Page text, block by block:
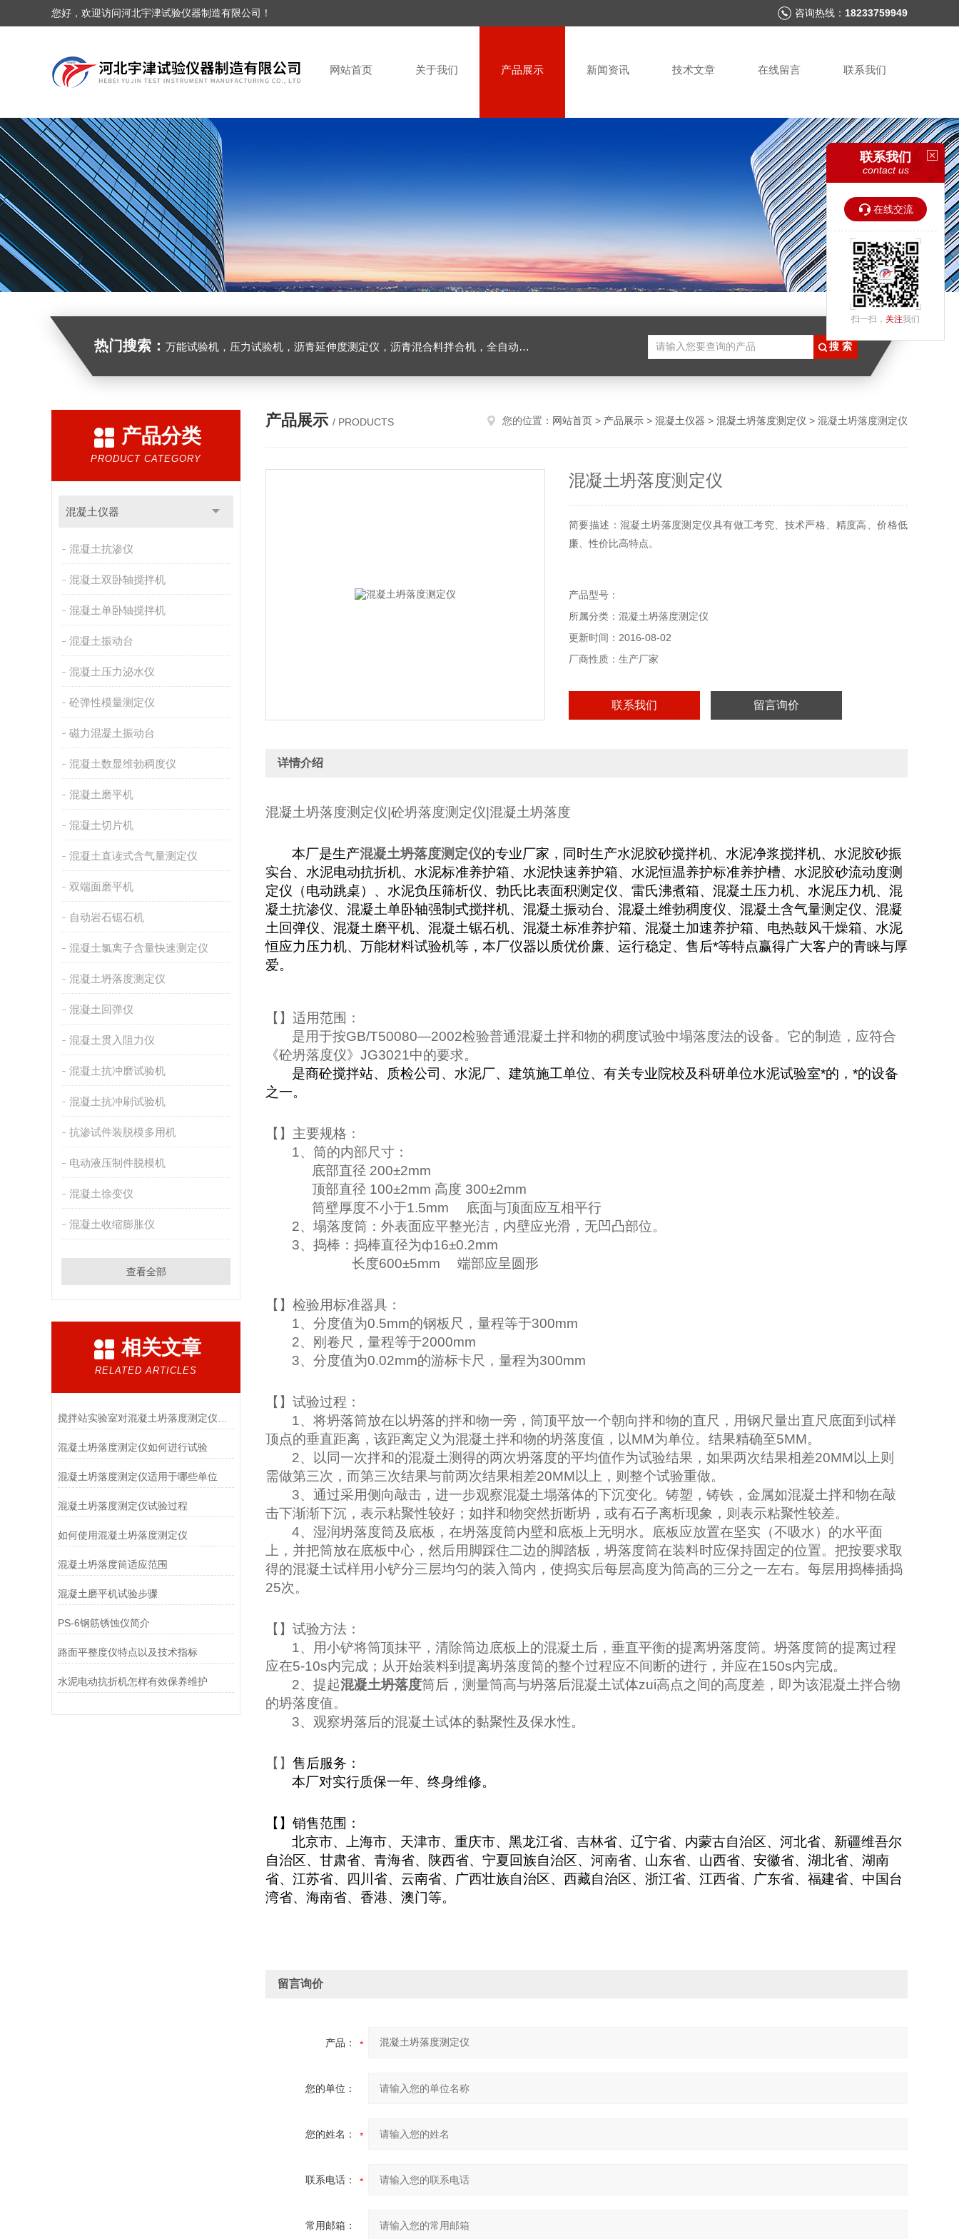
您好，欢迎访问河北宇津试验仪器制造有限公司！ 咨询热线： 18233759949
网站首页 关于我们 产品展示 新闻资讯 技术文章 在线留言 联系我们
热门搜索： 万能试验机，压力试验机，沥青延伸度测定仪，沥青混合料拌合机，全自动沥青混合料离心式抽提仪，马歇尔电动击实仪，车辙试验成型机，连续式路面八轮平整度仪，商品混凝土搅拌站试验仪器，试模
产品分类
PRODUCT CATEGORY
混凝土仪器
混凝土抗渗仪
混凝土双卧轴搅拌机
混凝土单卧轴搅拌机
混凝土振动台
混凝土压力泌水仪
砼弹性模量测定仪
磁力混凝土振动台
混凝土数显维勃稠度仪
混凝土磨平机
混凝土切片机
混凝土直读式含气量测定仪
双端面磨平机
自动岩石锯石机
混凝土氯离子含量快速测定仪
混凝土坍落度测定仪
混凝土回弹仪
混凝土贯入阻力仪
混凝土抗冲磨试验机
混凝土抗冲刷试验机
抗渗试件装脱模多用机
电动液压制件脱模机
混凝土徐变仪
混凝土收缩膨胀仪
查看全部
相关文章
RELATED ARTICLES
混凝土坍落度测定仪如何进行试验
混凝土坍落度测定仪适用于哪些单位
混凝土坍落度测定仪试验过程
如何使用混凝土坍落度测定仪
混凝土坍落度筒适应范围
混凝土磨平机试验步骤
PS-6钢筋锈蚀仪简介
路面平整度仪特点以及技术指标
水泥电动抗折机怎样有效保养维护
产品展示 / PRODUCTS 您的位置： 网站首页 > 产品展示 > 混凝土仪器 > 混凝土坍落度测定仪 > 混凝土坍落度测定仪
混凝土坍落度测定仪
简要描述：混凝土坍落度测定仪具有做工考究、技术严格、精度高、价格低
廉、性价比高特点。
产品型号：
所属分类：混凝土坍落度测定仪
更新时间：2016-08-02
厂商性质：生产厂家
联系我们 留言询价
详情介绍
混凝土坍落度测定仪 砼坍落度测定仪 混凝土坍落度
本厂是生产混凝土坍落度测定仪的专业厂家，同时生产水泥胶砂搅拌机、水泥净浆搅拌机、水泥胶砂振
实台、水泥电动抗折机、水泥标准养护箱、水泥快速养护箱、水泥恒温养护标准养护槽、水泥胶砂流动度测
定仪（电动跳桌）、水泥负压筛析仪、勃氏比表面积测定仪、雷氏沸煮箱、混凝土压力机、水泥压力机、混
凝土抗渗仪、混凝土单卧轴强制式搅拌机、混凝土振动台、混凝土维勃稠度仪、混凝土含气量测定仪、混凝
土回弹仪、混凝土磨平机、混凝土锯石机、混凝土标准养护箱、混凝土加速养护箱、电热鼓风干燥箱、水泥
恒应力压力机、万能材料试验机等，本厂仪器以质优价廉、运行稳定、售后*等特点赢得广大客户的青睐与厚
爱。
【 】适用范围：
是用于按GB/T50080—2002检验普通混凝土拌和物的稠度试验中塌落度法的设备。它的制造，应符合
《砼坍落度仪》 JG3021中的要求。
是商砼搅拌站、质检公司、水泥厂、建筑施工单位、有关专业院校及科研单位水泥试验室*的，*的设备
之一。
【 】主要规格：
1、筒的内部尺寸：
底部直径 200±2mm
顶部直径 100±2mm 高度 300±2mm
筒壁厚度不小于1.5mm
底面与顶面应互相平行
2、塌落度筒：外表面应平整光洁，内壁应光滑，无凹凸部位。
3、捣棒：捣棒直径为ф16±0.2mm
长度600±5mm 端部应呈圆形
【 】检验用标准器具：
1、分度值为0.5mm的钢板尺，量程等于300mm
2、刚卷尺，量程等于2000mm
3、分度值为0.02mm的游标卡尺，量程为300mm
【 】试验过程：
1、将坍落筒放在以坍落的拌和物一旁，筒顶平放一个朝向拌和物的直尺，用钢尺量出直尺底面到试样
顶点的垂直距离，该距离定义为混凝土拌和物的坍落度值，以MM为单位。结果精确至5MM。
2、以同一次拌和的混凝土测得的两次坍落度的平均值作为试验结果，如果两次结果相差20MM以上则
需做第三次，而第三次结果与前两次结果相差20MM以上，则整个试验重做。
3、通过采用侧向敲击，进一步观察混凝土塌落体的下沉变化。铸塑，铸铁，金属如混凝土拌和物在敲
击下渐渐下沉，表示粘聚性较好；如拌和物突然折断坍，或有石子离析现象，则表示粘聚性较差。
4、湿润坍落度筒及底板，在坍落度筒内壁和底板上无明水。底板应放置在坚实（不吸水）的水平面
上，并把筒放在底板中心，然后用脚踩住二边的脚踏板，坍落度筒在装料时应保持固定的位置。把按要求取
得的混凝土试样用小铲分三层均匀的装入筒内，使捣实后每层高度为筒高的三分之一左右。每层用捣棒插捣
25次。
【 】试验方法：
1、用小铲将筒顶抹平，清除筒边底板上的混凝土后，垂直平衡的提离坍落度筒。坍落度筒的提离过程
应在5-10s内完成；从开始装料到提离坍落度筒的整个过程应不间断的进行，并应在150s内完成。
2、提起混凝土坍落度筒后，测量筒高与坍落后混凝土试体zui高点之间的高度差，即为该混凝土拌合物
的坍落度值。
3、观察坍落后的混凝土试体的黏聚性及保水性。
【 】 售后服务：
本厂对实行质保一年、终身维修。
【 】销售范围：
北京市、上海市、天津市、重庆市、黑龙江省、吉林省、辽宁省、内蒙古自治区、河北省、新疆维吾尔
自治区、甘肃省、青海省、陕西省、宁夏回族自治区、河南省、山东省、山西省、安徽省、湖北省、湖南
省、江苏省、四川省、云南省、广西壮族自治区、西藏自治区、浙江省、江西省、广东省、福建省、中国台
湾省、海南省、香港、澳门等。
留言询价
产品：
您的单位：
您的姓名：
联系电话：
常用邮箱：
联系我们
contact us
在线交流
扫一扫， 关注我们